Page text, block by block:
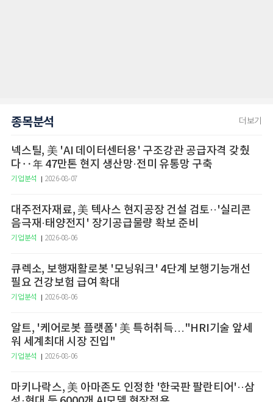
종목분석 더보기
넥스틸, 美 'AI 데이터센터용' 구조강관 공급자격 갖췄
다‥年 47만톤 현지 생산망·전미 유통망 구축
기업분석 2026-08-07
대주전자재료, 美 텍사스 현지공장 건설 검토··'실리콘
음극재·태양전지' 장기공급물량 확보 준비
기업분석 2026-08-06
큐렉소, 보행재활로봇 '모닝워크' 4단계 보행기능개선
필요 건강보험 급여 확대
기업분석 2026-08-06
알트, '케어로봇 플랫폼' 美 특허취득…"HRI기술 앞세
워 세계최대 시장 진입"
기업분석 2026-08-06
마키나락스, 美 아마존도 인정한 '한국판 팔란티어'··삼